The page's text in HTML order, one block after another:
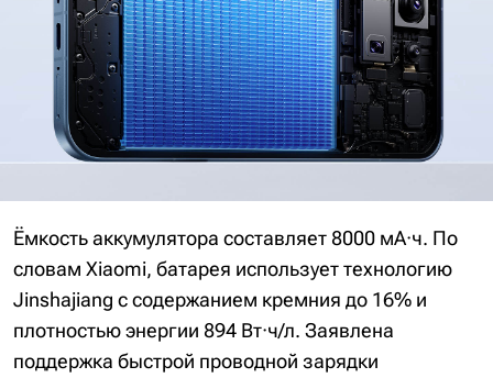
Ёмкость аккумулятора составляет 8000 мА·ч. По
словам Xiaomi, батарея использует технологию
Jinshajiang с содержанием кремния до 16% и
плотностью энергии 894 Вт·ч/л. Заявлена
поддержка быстрой проводной зарядки